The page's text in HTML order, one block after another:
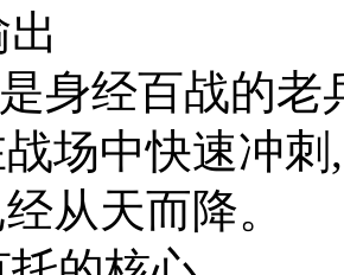
身经百战的老
场中快速冲
从天而降。